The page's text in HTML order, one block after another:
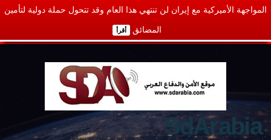
المواجهة الأميركية مع إيران لن تنتهي هذا العام وقد تتحول حملة دولية لتأمين
المضائق أقرأ
SdArabia